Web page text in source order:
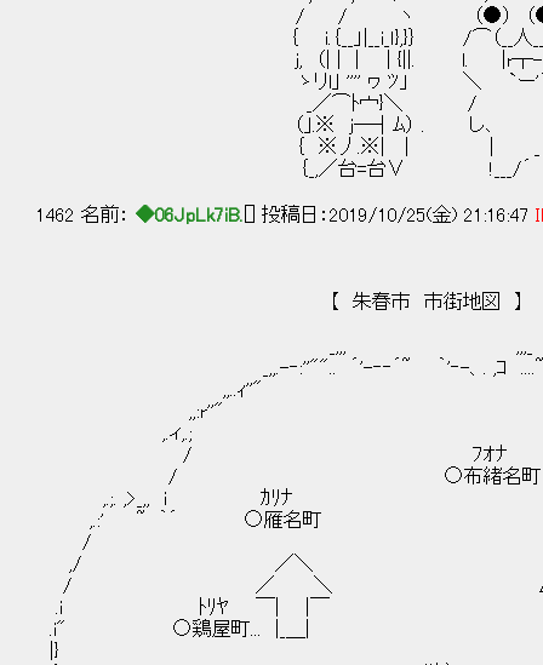
/ / ヽ （●） （●）.
｛ i.｛__」|__i_ｌ},}｝ /⌒（__人__
j, （| | | | {||. l.
ゝリl｣ '''' ヮ ﾂ」 ＼ `ー
_／⌒ﾄ宀}＼ /
（｣.※ j─┤ﾑ） . し､
｛ ※丿.※| | |
｛_,／台=台∨ !___/´ ヽ
1462 名前： ◆06JpLk7iB. [] 投稿日：2019/10/25(金) 21:16:47
【 朱春市 市街地図 】
_,,.-‐:''"".. ´'-‐‐´~ ｀'‐-、. ,ｺ ....~`'
,,..ｨ''" `
,,:r''" `
,.ィ,.; `
/ ﾌｵﾅ
/ ○布緒名
,.;. ,>_,, i ｶ
,.:' ~ ｀´ ○雁
/ :
,/ ／＼ ﾎﾛ
/ ／ ＼ △幌
.i ﾄﾘﾔ ￣|
.i" ○鶏屋町...
|} ,ﾉ